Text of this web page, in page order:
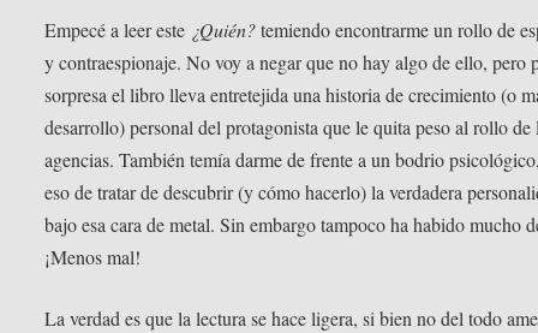
Empecé a leer este ¿Quién?temiendo encontrarme un rollo de
y contraespionaje. No voy a negar que no hay algo de ello, pero
sorpresa el libro lleva entretejida una historia de crecimiento (o
desarrollo) personal del protagonista que le quita peso al rollo de
agencias. También temía darme de frente a un bodrio
eso de tratar de descubrir (y cómo hacerlo) la verdadera
bajo esa cara de metal. Sin embargo tampoco ha habido mucho
¡Menos mal!
La verdad es que la lectura se hace ligera, si bien no del todo